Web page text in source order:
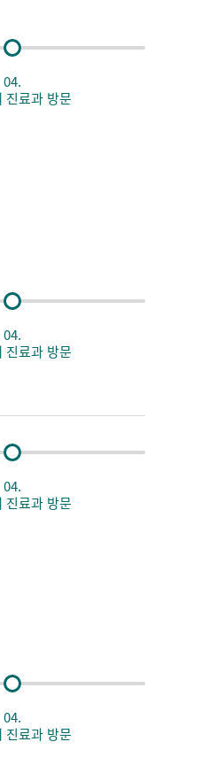
04.
진료과 방문
04.
진료과 방문
04.
진료과 방문
04.
진료과 방문